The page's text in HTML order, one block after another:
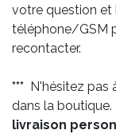
votre question et
téléphone/GSM
recontacter.
*** N'hésitez pas
dans la
livraison